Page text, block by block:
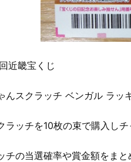
近畿宝くじ
んスクラッチ ベンガル ラッ
ラッチを10枚の束で購入しチ
チの当選確率や賞金額をま